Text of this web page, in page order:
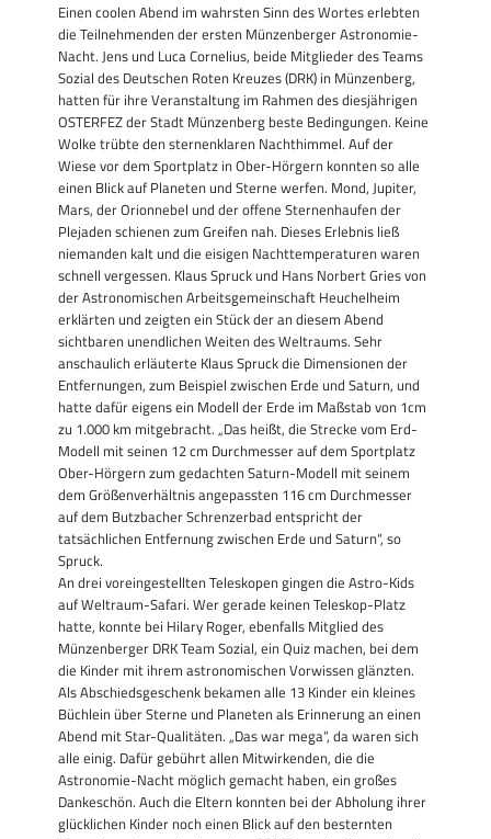
Einen coolen Abend im wahrsten Sinn des Wortes erlebten
die Teilnehmenden der ersten Münzenberger Astronomie-
Nacht. Jens und Luca Cornelius, beide Mitglieder des Teams
Sozial des Deutschen Roten Kreuzes (DRK) in Münzenberg,
hatten für ihre Veranstaltung im Rahmen des diesjährigen
OSTERFEZ der Stadt Münzenberg beste Bedingungen. Keine
Wolke trübte den sternenklaren Nachthimmel. Auf der
Wiese vor dem Sportplatz in Ober-Hörgern konnten so alle
einen Blick auf Planeten und Sterne werfen. Mond, Jupiter,
Mars, der Orionnebel und der offene Sternenhaufen der
Plejaden schienen zum Greifen nah. Dieses Erlebnis ließ
niemanden kalt und die eisigen Nachttemperaturen waren
schnell vergessen. Klaus Spruck und Hans Norbert Gries von
der Astronomischen Arbeitsgemeinschaft Heuchelheim
erklärten und zeigten ein Stück der an diesem Abend
sichtbaren unendlichen Weiten des Weltraums. Sehr
anschaulich erläuterte Klaus Spruck die Dimensionen der
Entfernungen, zum Beispiel zwischen Erde und Saturn, und
hatte dafür eigens ein Modell der Erde im Maßstab von 1cm
zu 1.000 km mitgebracht. „Das heißt, die Strecke vom Erd-
Modell mit seinen 12 cm Durchmesser auf dem Sportplatz
Ober-Hörgern zum gedachten Saturn-Modell mit seinem
dem Größenverhältnis angepassten 116 cm Durchmesser
auf dem Butzbacher Schrenzerbad entspricht der
tatsächlichen Entfernung zwischen Erde und Saturn“, so
Spruck.
An drei voreingestellten Teleskopen gingen die Astro-Kids
auf Weltraum-Safari. Wer gerade keinen Teleskop-Platz
hatte, konnte bei Hilary Roger, ebenfalls Mitglied des
Münzenberger DRK Team Sozial, ein Quiz machen, bei dem
die Kinder mit ihrem astronomischen Vorwissen glänzten.
Als Abschiedsgeschenk bekamen alle 13 Kinder ein kleines
Büchlein über Sterne und Planeten als Erinnerung an einen
Abend mit Star-Qualitäten. „Das war mega“, da waren sich
alle einig. Dafür gebührt allen Mitwirkenden, die die
Astronomie-Nacht möglich gemacht haben, ein großes
Dankeschön. Auch die Eltern konnten bei der Abholung ihrer
glücklichen Kinder noch einen Blick auf den besternten